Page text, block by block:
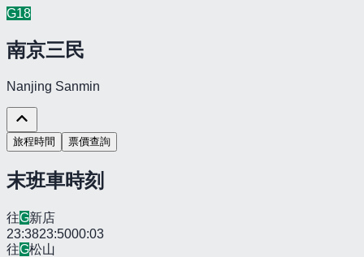
G18
南京三民
Nanjing Sanmin
旅程時間 票價查詢
末班車時刻
往G新店
23:3823:5000:03
往G松山